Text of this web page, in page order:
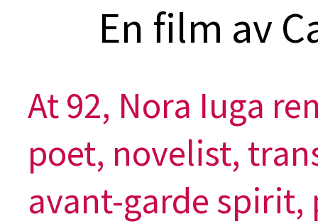
En film av
At 92, Nora Iuga
poet, novelist,
avant-garde